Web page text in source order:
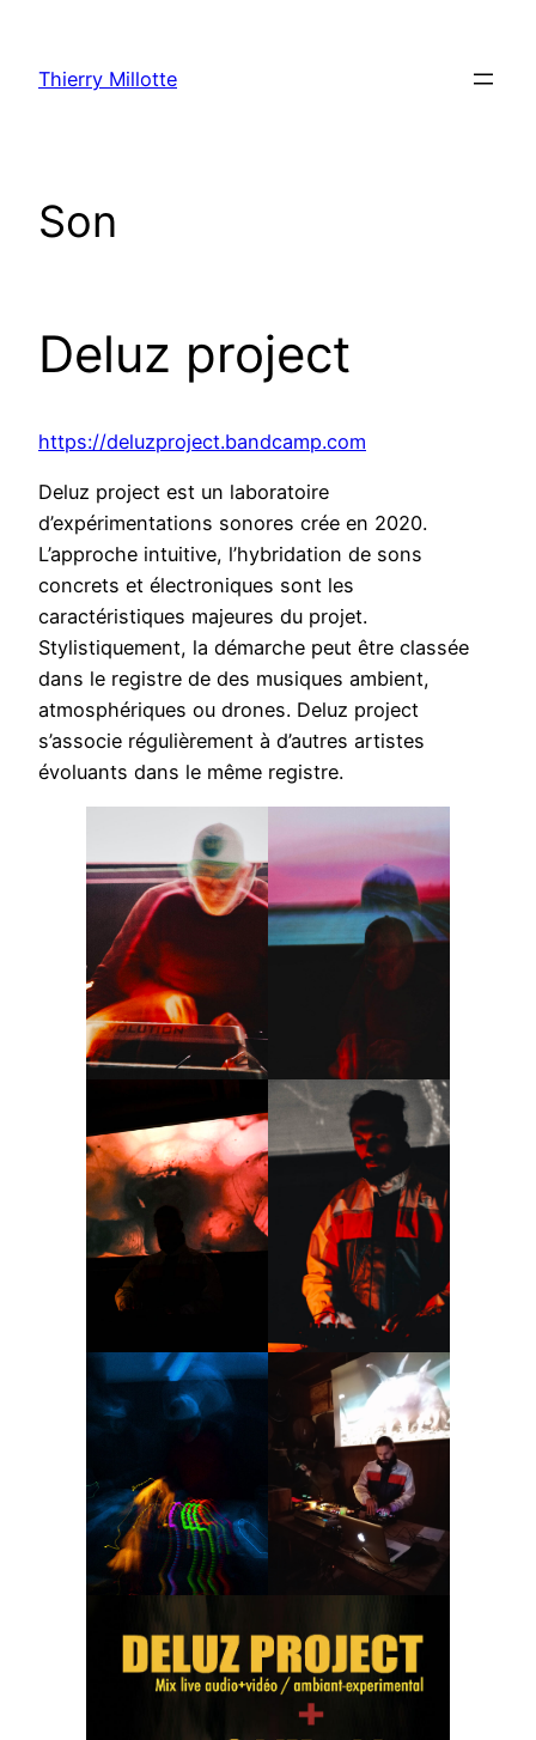
contenu
Thierry Millotte
Son
Deluz project
https://deluzproject.bandcamp.com
Deluz project est un laboratoire
d’expérimentations sonores crée en 2020.
L’approche intuitive, l’hybridation de sons
concrets et électroniques sont les
caractéristiques majeures du projet.
Stylistiquement, la démarche peut être classée
dans le registre de des musiques ambient,
atmosphériques ou drones. Deluz project
s’associe régulièrement à d’autres artistes
évoluants dans le même registre.